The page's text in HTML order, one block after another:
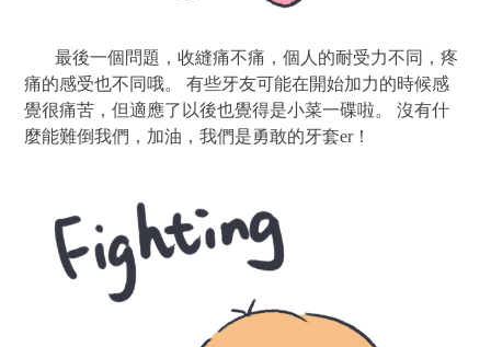
最後一個問題，收縫痛不痛，個人的耐受力不同，疼
痛的感受也不同哦。 有些牙友可能在開始加力的時候感
覺很痛苦，但適應了以後也覺得是小菜一碟啦。 沒有什
麼能難倒我們，加油，我們是勇敢的牙套er！